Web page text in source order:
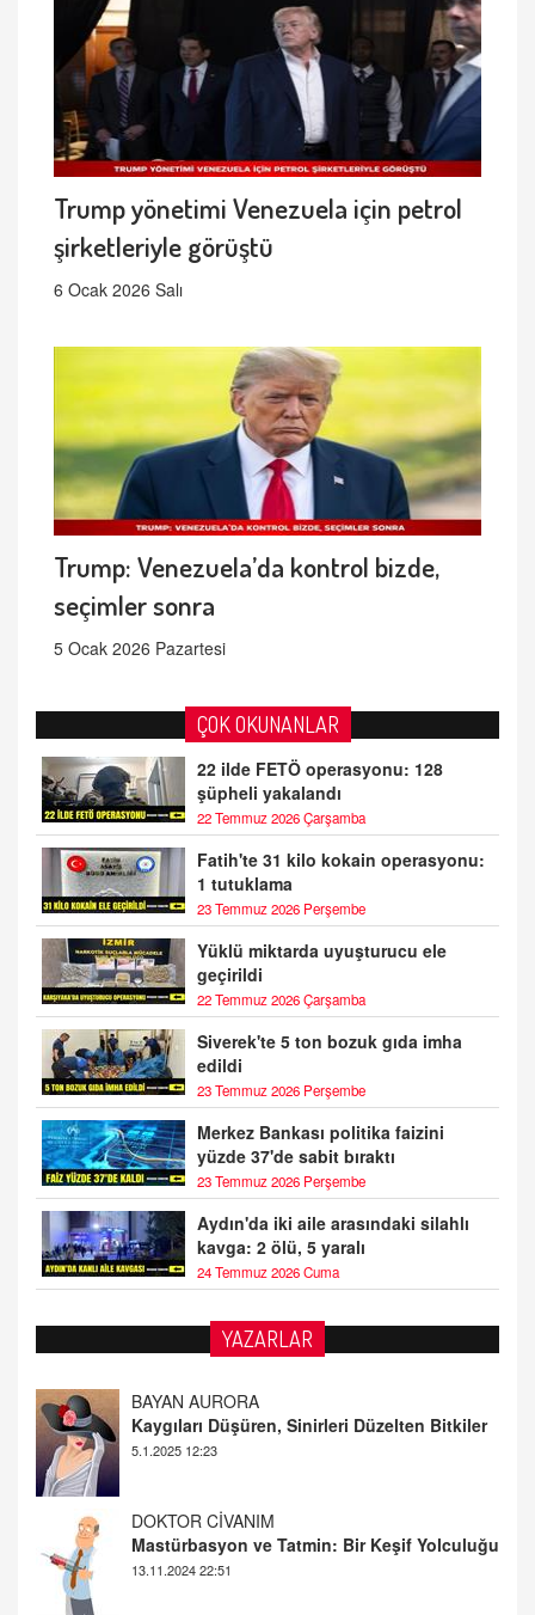
Trump yönetimi Venezuela için petrol
şirketleriyle görüştü
6 Ocak 2026 Salı
Trump: Venezuela’da kontrol bizde,
seçimler sonra
5 Ocak 2026 Pazartesi
ÇOK OKUNANLAR
22 ilde FETÖ operasyonu: 128
şüpheli yakalandı
22 Temmuz 2026 Çarşamba
Fatih'te 31 kilo kokain operasyonu:
1 tutuklama
23 Temmuz 2026 Perşembe
Yüklü miktarda uyuşturucu ele
geçirildi
22 Temmuz 2026 Çarşamba
Siverek'te 5 ton bozuk gıda imha
edildi
23 Temmuz 2026 Perşembe
Merkez Bankası politika faizini
yüzde 37'de sabit bıraktı
23 Temmuz 2026 Perşembe
Aydın'da iki aile arasındaki silahlı
kavga: 2 ölü, 5 yaralı
24 Temmuz 2026 Cuma
YAZARLAR
Kaygıları Düşüren, Sinirleri Düzelten Bitkiler
5.1.2025 12:23
Mastürbasyon ve Tatmin: Bir Keşif Yolculuğu
13.11.2024 22:51